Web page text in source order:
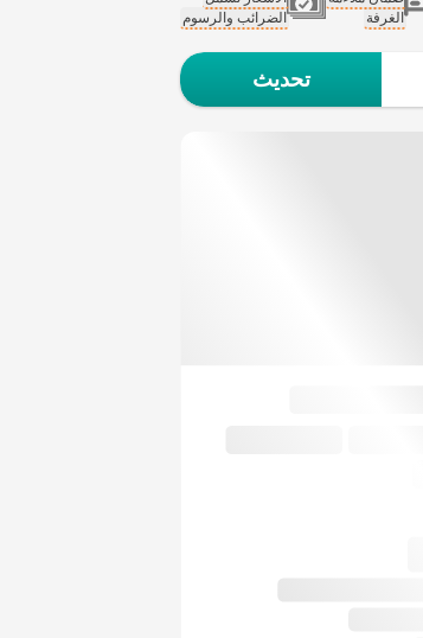
الغرفة
الضرائب والرسوم
تحديث